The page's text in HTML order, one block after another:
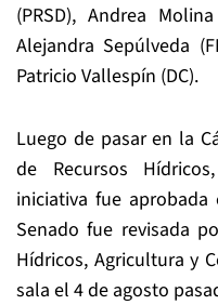
(PRSD), Andrea
Alejandra Sepúlveda
Patricio Vallespín (DC).
Luego de pasar en la
de Recursos
iniciativa fue
Senado fue revisada
Hídricos, Agricultura y
sala el 4 de agosto